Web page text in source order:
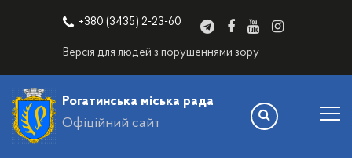
+380 (3435) 2-23-60
Версія для людей з порушеннями зору
Рогатинська міська рада
Офіційний сайт